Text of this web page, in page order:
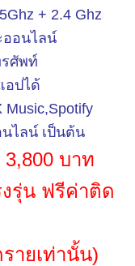
+ 2.4 Ghz
ออนไลน์
ศัพท์
อปได้
Music,Spotify
ไลน์ เป็นต้น
บาท
รุ่น ฟรีค่าติด
ายเท่านั้น)